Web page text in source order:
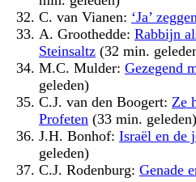
C. van Vianen: ‘Ja’ zeggen
A. Groothedde: Rabbijn
Steinsaltz (32 min.
M.C. Mulder: Gezegend
geleden)
C.J. van den Boogert: Ze
Profeten (33 min. geleden)
J.H. Bonhof: Israël en de
geleden)
C.J. Rodenburg: Genade